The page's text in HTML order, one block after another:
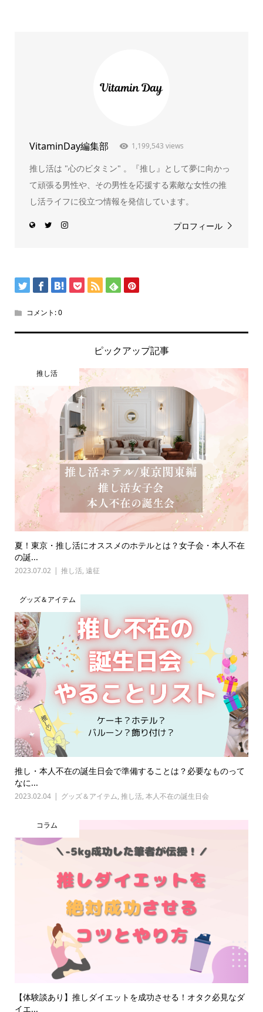
VitaminDay編集部 1,199,543 views
推し活は "心のビタミン" 。『推し』として夢に向かっ
て頑張る男性や、その男性を応援する素敵な女性の推
し活ライフに役立つ情報を発信しています。
プロフィール
コメント:0
ピックアップ記事
推し活
夏！東京・推し活にオススメのホテルとは？女子会・本人不在
の誕...
2023.07.02 推し活, 遠征
グッズ＆アイテム
推し・本人不在の誕生日会で準備することは？必要なものって
なに...
2023.02.04 グッズ＆アイテム, 推し活, 本人不在の誕生日会
コラム
【体験談あり】推しダイエットを成功させる！オタク必見なダ
イエ...